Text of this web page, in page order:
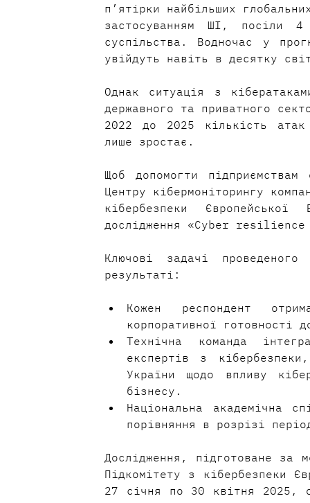
п’ятірки найбільших
застосуванням ШІ, посіли
суспільства. Водночас у
увійдуть навіть в десятку
Однак ситуація з
державного та приватного
2022 до 2025 кількість атак
лише зростає.
Щоб допомогти
Центру кібермоніторингу
кібербезпеки
дослідження «Cyber resilience
Ключові задачі
результаті:
Кожен респондент
корпоративної готовності
Технічна команда
експертів з
України щодо впливу
бізнесу.
Національна академічна
порівняння в розрізі
Дослідження, підготоване за
Підкомітету з кібербезпеки
27 січня по 30 квітня 2025,